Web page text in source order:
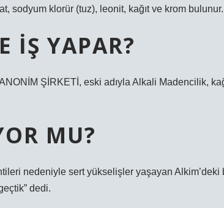
sodyum klorür (tuz), leonit, kağıt ve krom bulunur.
IŞ YAPAR?
ŞİRKETİ, eski adıyla Alkali Madencilik,
MU?
nedeniyle sert yükselişler yaşayan
dedi.